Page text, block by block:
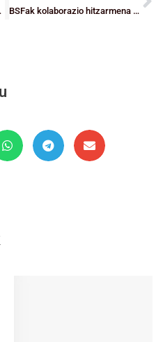
larunbatean BSFak kolaborazio hitzarmena sinatu du Zona Bizkainarekin